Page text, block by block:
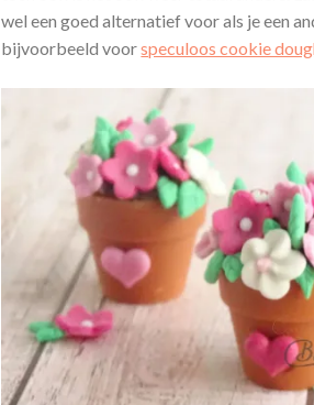
wel een goed alternatief voor als je een
bijvoorbeeld voorspeculoos cookie